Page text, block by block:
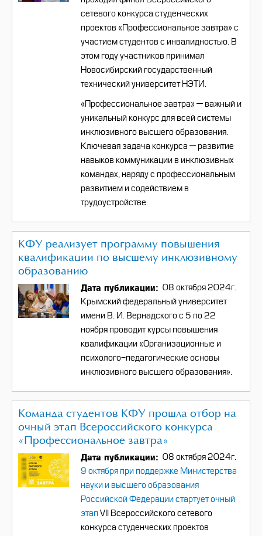
сетевого конкурса студенческих
проектов «Профессиональное завтра» с
участием студентов с инвалидностью. В
этом году участников принимал
Новосибирский государственный
технический университет НЭТИ.
«Профессиональное завтра» — важный и
уникальный конкурс для всей системы
инклюзивного высшего образования.
Ключевая задача конкурса — развитие
навыков коммуникации в инклюзивных
командах, наряду с профессиональным
развитием и содействием в
трудоустройстве.
КФУ реализует программу повышения
квалификации по высшему инклюзивному
образованию
Дата публикации
08 октября 2024г.
Крымский федеральный университет
имени В. И. Вернадского с 5 по 22
ноября проводит курсы повышения
квалификации «Организационные и
психолого-педагогические основы
инклюзивного высшего образования».
Команда студентов КФУ прошла отбор на
очный этап Всероссийского конкурса
«Профессиональное завтра»
Дата публикации
08 октября 2024г.
9 октября при поддержке Министерства
науки и высшего образования
Российской Федерации стартует очный
этап VII
Всероссийского сетевого
конкурса студенческих проектов